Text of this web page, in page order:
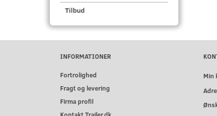
Tilbud
INFORMATIONER
Fortrolighed
Fragt og levering
Firma profil
Min